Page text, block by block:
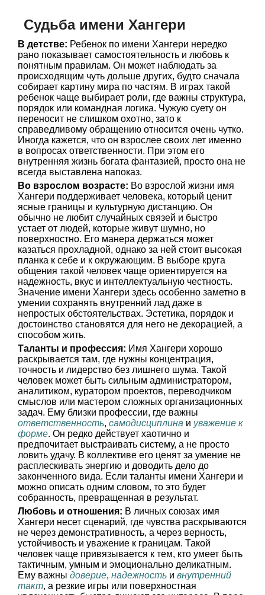
Судьба имени Хангери
В детстве: Ребенок по имени Хангери нередко
рано показывает самостоятельность и любовь к
понятным правилам. Он может наблюдать за
происходящим чуть дольше других, будто сначала
собирает картину мира по частям. В играх такой
ребенок чаще выбирает роли, где важны структура,
порядок или командная логика. Чужую суету он
переносит не слишком охотно, зато к
справедливому обращению относится очень чутко.
Иногда кажется, что он взрослее своих лет именно
в вопросах ответственности. При этом его
внутренняя жизнь богата фантазией, просто она не
всегда выставлена напоказ.
Во взрослом возрасте: Во взрослой жизни имя
Хангери поддерживает человека, который ценит
ясные границы и культурную дистанцию. Он
обычно не любит случайных связей и быстро
устает от людей, которые живут шумно, но
поверхностно. Его манера держаться может
казаться прохладной, однако за ней стоит высокая
планка к себе и к окружающим. В выборе круга
общения такой человек чаще ориентируется на
надежность, вкус и интеллектуальную честность.
Значение имени Хангери здесь особенно заметно в
умении сохранять внутренний лад даже в
непростых обстоятельствах. Эстетика, порядок и
достоинство становятся для него не декорацией, а
способом жить.
Таланты и профессия: Имя Хангери хорошо
раскрывается там, где нужны концентрация,
точность и лидерство без лишнего шума. Такой
человек может быть сильным администратором,
аналитиком, куратором проектов, переводчиком
смыслов или мастером сложных организационных
задач. Ему близки профессии, где важны
ответственность, самодисциплина и уважение к
форме. Он редко действует хаотично и
предпочитает выстраивать систему, а не просто
ловить удачу. В коллективе его ценят за умение не
расплескивать энергию и доводить дело до
законченного вида. Если таланты имени Хангери и
можно описать одним словом, то это будет
собранность, превращенная в результат.
Любовь и отношения: В личных союзах имя
Хангери несет сценарий, где чувства раскрываются
не через демонстративность, а через верность,
устойчивость и уважение к границам. Такой
человек чаще привязывается к тем, кто умеет быть
тактичным, умным и эмоционально деликатным.
Ему важны доверие, надежность и внутренний
такт, а резкие игры или поверхностная